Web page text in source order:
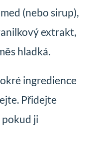
(nebo sirup),
extrakt,
hladká.
ingredience
Přidejte
ji